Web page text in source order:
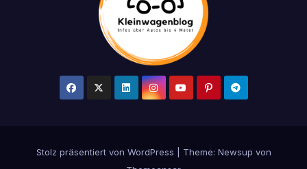
Stolz präsentiert von WordPress
Theme: Newsup von